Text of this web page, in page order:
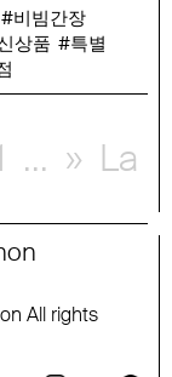
마늘고추장
비빔간장
상품
특별
... » La
All rights